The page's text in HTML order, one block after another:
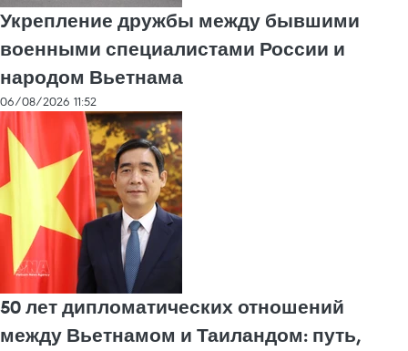
Укрепление дружбы между бывшими
военными специалистами России и
народом Вьетнама
06/08/2026 11:52
50 лет дипломатических отношений
между Вьетнамом и Таиландом: путь,